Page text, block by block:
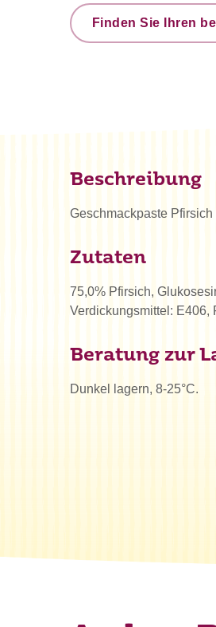
Finden Sie Ihren
Beschreibung
Geschmackpaste Pfirsich
Zutaten
75,0% Pfirsich,
Verdickungsmittel: E406,
Beratung zur
Dunkel lagern, 8-25°C.